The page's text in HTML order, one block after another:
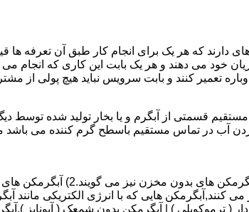
دارند که هر یک برای انجام کار طبق آن تعرفه ها
خود می دهند و هر یک بابت این کاری که انجام
تعمیر کنند و بابت سرویس نباید هیچ پولی از
قسمتی از آبگرم و یا بخار تولید شده توسط
در تماس مستقیم باسطح گرم کننده می باشد
انواع آبگرمکن و تعمیر آبگرمکن عبارتند از : 1) آبگرمکن های
کنند,آبگرمکن هایی که با انرژی الکتریکی مانند
های گازسوز دیواری : آبگرمکن شمعک دار ( ترموکوپلی ) | آبگرمکن بدون شمعک (